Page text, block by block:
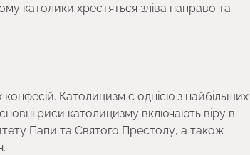
католики хрестяться зліва направо та
Католицизм є однією з найбільших
риси католицизму включають віру в
Папи та Святого Престолу, а також